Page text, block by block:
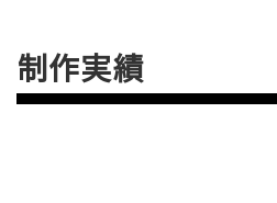
制作実績